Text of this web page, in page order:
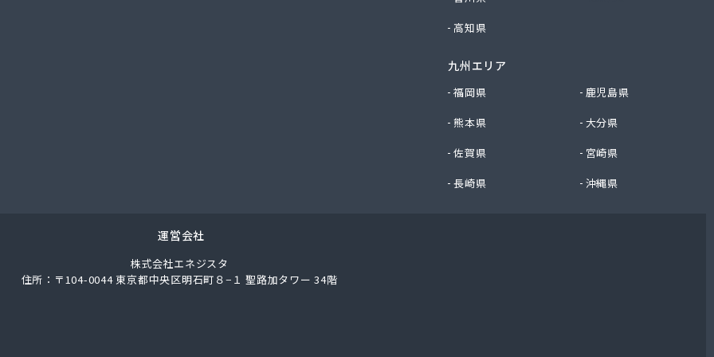
燃料株式会社 LPガスセンター
高知県
九州エリア
福岡県
鹿児島県
熊本県
大分県
佐賀県
宮崎県
長崎県
沖縄県
運営会社
株式会社エネジスタ
住所：〒104-0044 東京都中央区明石町８−１ 聖路加タワー 34階